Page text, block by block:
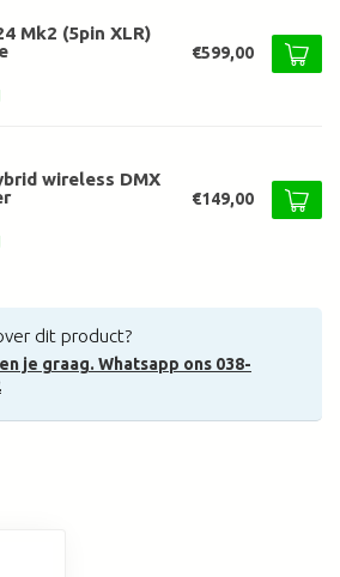
Mk2 (5pin XLR)
€599,00
wireless DMX
€149,00
dit product?
je graag. Whatsapp ons 038-